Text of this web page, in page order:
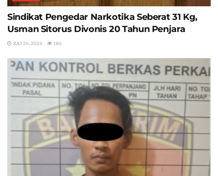
Sindikat Pengedar Narkotika Seberat 31 Kg,
Usman Sitorus Divonis 20 Tahun Penjara
JULI 26, 2026 186